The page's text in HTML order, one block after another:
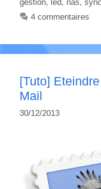
gestion, led, nas,
4 commentaires
[Tuto]
Mail
30/12/2013